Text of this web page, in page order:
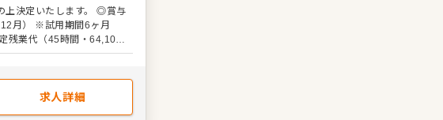
（和食の基礎となる、揚
お任せ） ・魚の仕込み
や、捌き方にも挑戦してい
艦巻きを作ったり、巻き寿
寿司職人としての仕事にも
いけます！焦らずじっくり
定いたします。 ◎賞与
月） ※試用期間6ヶ月
残業代（45時間・64,100
支給
求人詳細